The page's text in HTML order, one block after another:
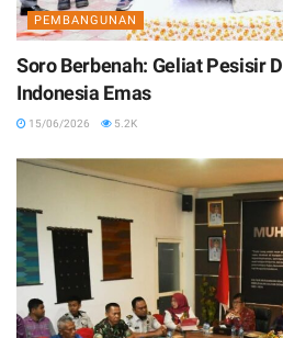
PEMBANGUNAN
Soro Berbenah: Geliat Pesisir
Indonesia Emas
15/06/2026 5.2K